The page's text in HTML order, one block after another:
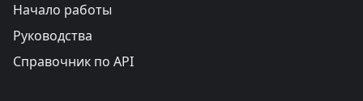
Начало работы
Руководства
Справочник по API